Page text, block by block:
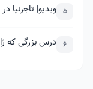
5 ویدیو| تاجرنیا
6 درس بزرگی که